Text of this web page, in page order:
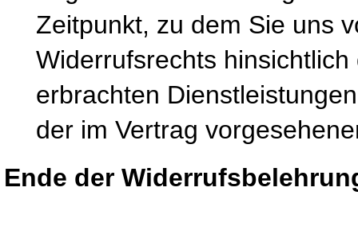
Zeitpunkt, zu dem Sie uns
Widerrufsrechts
erbrachten
der im Vertrag
Ende der